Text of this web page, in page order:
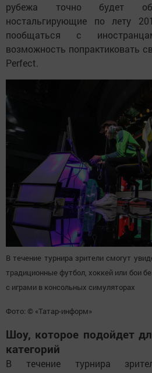
рубежа точно будет
ностальгирующие по лету
пообщаться с
возможность попрактиковать
Perfect.
В течение турнира зрители смогут
традиционные футбол, хоккей или бои
с играми в консольных симуляторах
Фото: © «Татар-информ»
Шоу, которое подойдет
категорий
В течение турнира